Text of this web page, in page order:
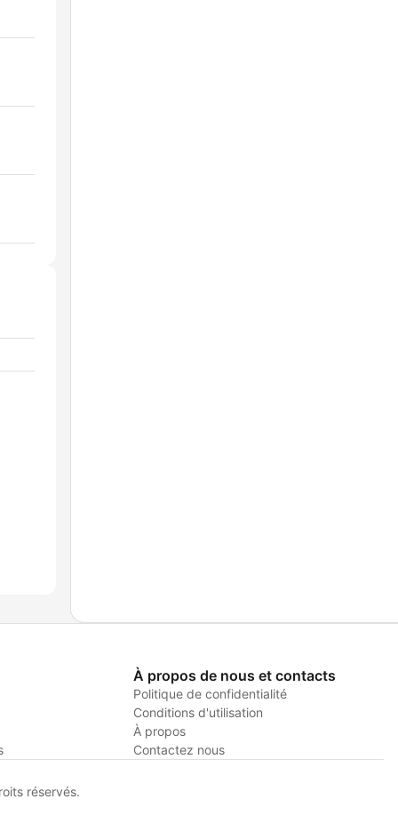
À propos de nous et contacts
Politique de confidentialité
Conditions d'utilisation
À propos
Contactez nous
réservés.